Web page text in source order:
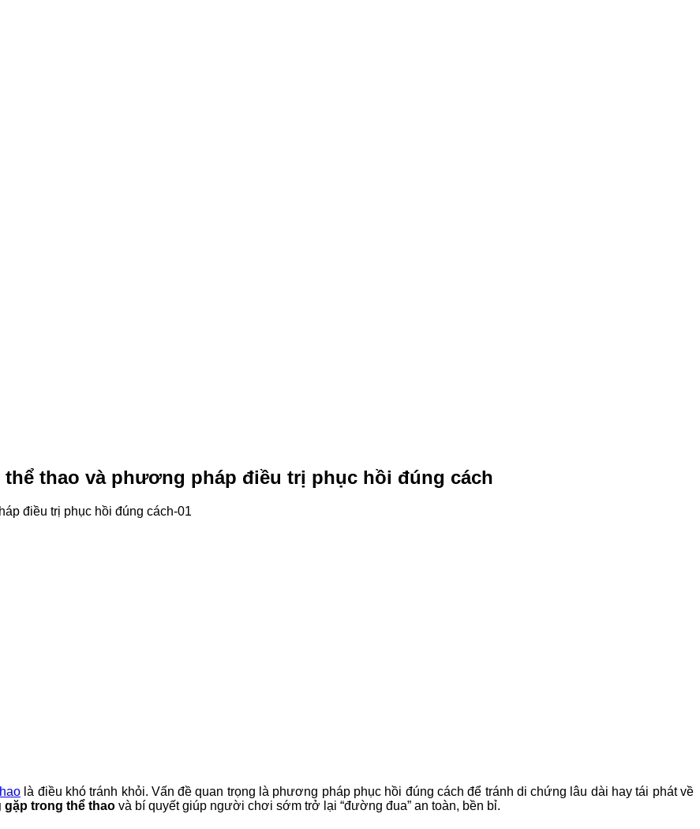
thao và phương pháp điều trị phục hồi đúng cách
là điều khó tránh khỏi. Vấn đề quan trọng là phương pháp phục hồi đúng cách để tránh di chứng lâu dài hay tái phát về
trong thể thao và bí quyết giúp người chơi sớm trở lại “đường đua” an toàn, bền bỉ.